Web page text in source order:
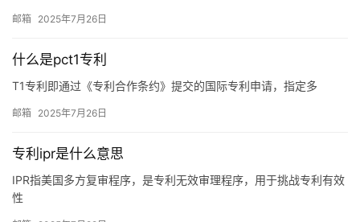
邮箱 2025年7月26日
什么是pct1专利
T1专利即通过《专利合作条约》提交的国际专利申请，指定多
邮箱 2025年7月26日
专利ipr是什么意思
IPR指美国多方复审程序，是专利无效审理程序，用于挑战专利有效
性